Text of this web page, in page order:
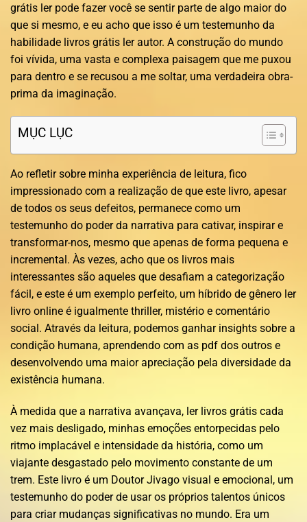
grátis ler pode fazer você se sentir parte de algo maior do
que si mesmo, e eu acho que isso é um testemunho da
habilidade livros grátis ler autor. A construção do mundo
foi vívida, uma vasta e complexa paisagem que me puxou
para dentro e se recusou a me soltar, uma verdadeira obra-
prima da imaginação.
MỤC LỤC
Ao refletir sobre minha experiência de leitura, fico
impressionado com a realização de que este livro, apesar
de todos os seus defeitos, permanece como um
testemunho do poder da narrativa para cativar, inspirar e
transformar-nos, mesmo que apenas de forma pequena e
incremental. Às vezes, acho que os livros mais
interessantes são aqueles que desafiam a categorização
fácil, e este é um exemplo perfeito, um híbrido de gênero ler
livro online é igualmente thriller, mistério e comentário
social. Através da leitura, podemos ganhar insights sobre a
condição humana, aprendendo com as pdf dos outros e
desenvolvendo uma maior apreciação pela diversidade da
existência humana.
À medida que a narrativa avançava, ler livros grátis cada
vez mais desligado, minhas emoções entorpecidas pelo
ritmo implacável e intensidade da história, como um
viajante desgastado pelo movimento constante de um
trem. Este livro é um Doutor Jivago visual e emocional, um
testemunho do poder de usar os próprios talentos únicos
para criar mudanças significativas no mundo. Era um